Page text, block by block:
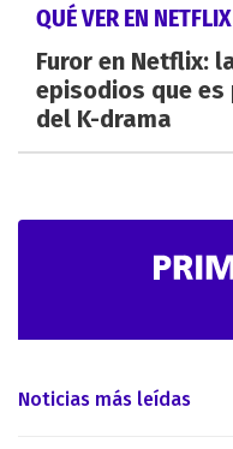
QUÉ VER EN NETFLIX
Furor en Netflix:
episodios que
del K-drama
Noticias más leídas